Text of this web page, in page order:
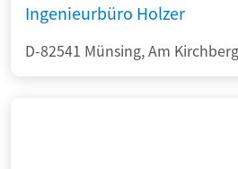
Ingenieurbüro Holzer
D-82541 Münsing, Am